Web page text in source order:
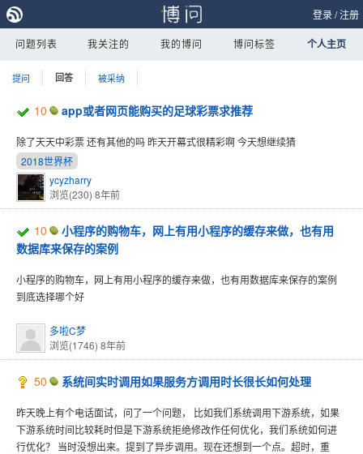
登录/注册
问题列表 我关注的 我的博问 博问标签 个人主页
提问 回答 被采纳
10 app或者网页能购买的足球彩票求推荐
除了天天中彩票 还有其他的吗 昨天开幕式很精彩啊 今天想继续猜
2018世界杯
ycyzharry
浏览(230) 8年前
10
小程序的购物车，网上有用小程序的缓存来做，也有用
数据库来保存的案例
小程序的购物车，网上有用小程序的缓存来做，也有用数据库来保存的案例
到底选择哪个好
多啦C梦
浏览(1746) 8年前
50 系统间实时调用如果服务方调用时长很长如何处理
昨天晚上有个电话面试，问了一个问题， 比如我们系统调用下游系统，如果
下游系统时间比较耗时但是下游系统拒绝修改作任何优化，我们系统如何进
行优化？ 当时没想出来。提到了异步调用。现在还想到一个点。超时，重